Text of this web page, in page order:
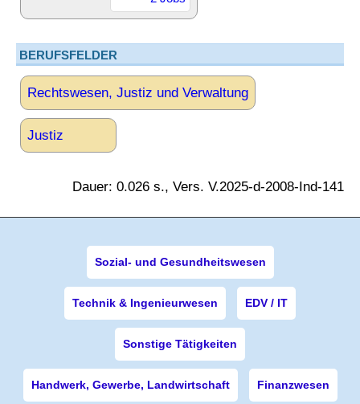
BERUFSFELDER
Rechtswesen, Justiz und Verwaltung
Justiz
Dauer: 0.026 s., Vers. V.2025-d-2008-Ind-141
Sozial- und Gesundheitswesen
Technik & Ingenieurwesen EDV / IT
Sonstige Tätigkeiten
Handwerk, Gewerbe, Landwirtschaft Finanzwesen